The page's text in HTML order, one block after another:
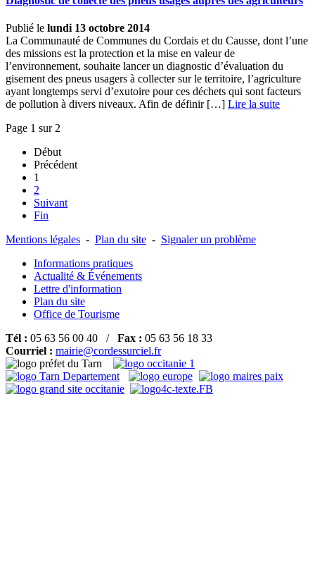
Publié le lundi 13 octobre 2014
La Communauté de Communes du Cordais et du Causse, dont l’une
des missions est la protection et la mise en valeur de
l’environnement, souhaite lancer un diagnostic d’évaluation du
gisement des pneus usagers à collecter sur le territoire, l’agriculture
ayant longtemps servi d’exutoire pour ces déchets qui sont facteurs
de pollution à divers niveaux. Afin de définir […] ­ Lire la suite
Page 1 sur 2
Début
Précédent
1
2
Suivant
Fin
Mentions légales - Plan du site - Signaler un problème
Informations pratiques
Actualité & Événements
Lettre d'information
Plan du site
Office de Tourisme
Tél : 05 63 56 00 40 / Fax : 05 63 56 18 33
Courriel : mairie@cordessurciel.fr